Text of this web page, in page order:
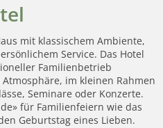
mit klassischem Ambiente,
Service. Das Hotel
Familienbetrieb
im kleinen Rahmen
Seminare oder Konzerte.
für Familienfeiern wie das
Geburtstag eines Lieben.